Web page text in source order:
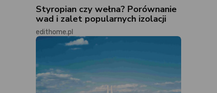
Styropian czy wełna? Porównanie
wad i zalet popularnych izolacji
edithome.pl